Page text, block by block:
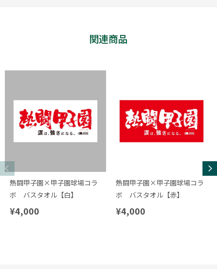
関連商品
熱闘甲子園×甲子園球場コラ
ボ バスタオル【白】
¥4,000
熱闘甲子園×甲子園球場コラ
ボ バスタオル【赤】
¥4,000